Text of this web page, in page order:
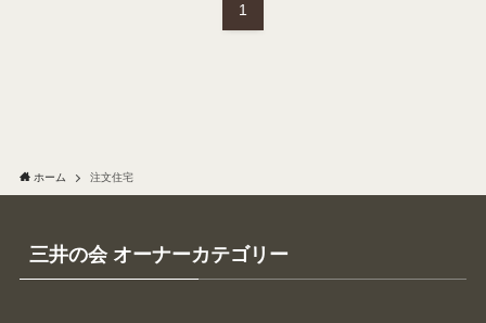
1
ホーム 注文住宅
三井の会 オーナーカテゴリー